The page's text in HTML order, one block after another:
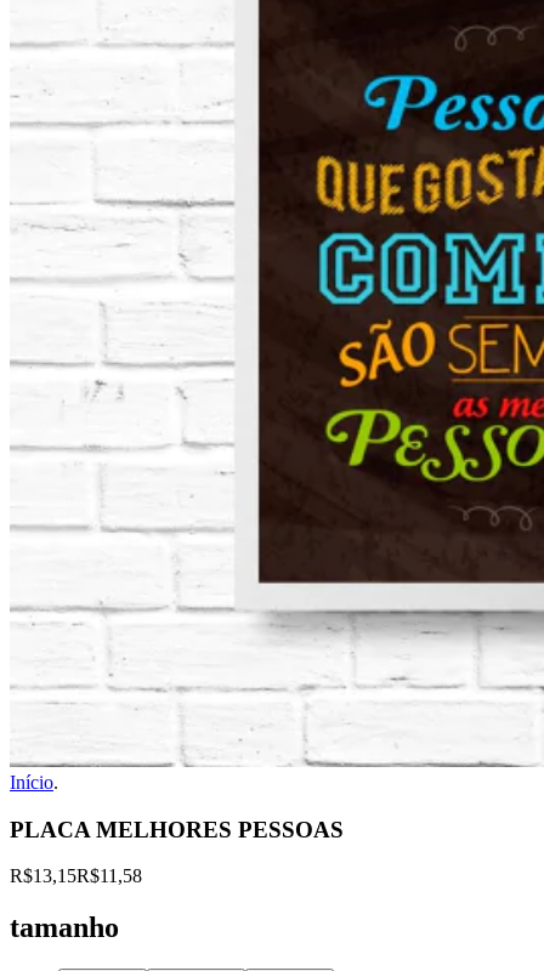
Início.
PLACA MELHORES PESSOAS
R$13,15R$11,58
tamanho